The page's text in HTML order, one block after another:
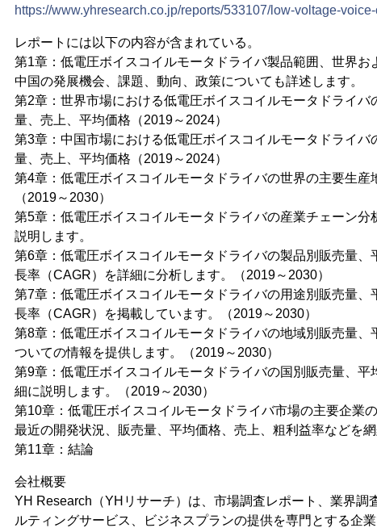
https://www.yhresearch.co.jp/reports/533107/low-voltage-
レポートには以下の内容が含まれている。
第1章：低電圧ボイスコイルモータドライバ製品範囲、世界お
中国の発展機会、課題、動向、政策についても詳述します。
第2章：世界市場における低電圧ボイスコイルモータドライ
量、売上、平均価格（2019～2024）
第3章：中国市場における低電圧ボイスコイルモータドライ
量、売上、平均価格（2019～2024）
第4章：低電圧ボイスコイルモータドライバの世界の主要生産
（2019～2030）
第5章：低電圧ボイスコイルモータドライバの産業チェーン
説明します。
第6章：低電圧ボイスコイルモータドライバの製品別販売量
長率（CAGR）を詳細に分析します。（2019～2030）
第7章：低電圧ボイスコイルモータドライバの用途別販売量
長率（CAGR）を掲載しています。（2019～2030）
第8章：低電圧ボイスコイルモータドライバの地域別販売量
ついての情報を提供します。（2019～2030）
第9章：低電圧ボイスコイルモータドライバの国別販売量、
細に説明します。（2019～2030）
第10章：低電圧ボイスコイルモータドライバ市場の主要企業
最近の開発状況、販売量、平均価格、売上、粗利益率などを網
第11章：結論
会社概要
YH Research（YHリサーチ）は、市場調査レポート、業界調
ルティングサービス、ビジネスプランの提供を専門とする企